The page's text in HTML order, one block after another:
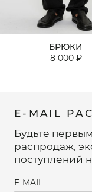
БРЮКИ
8 000 ₽
E-MAIL
Будьте
распродаж,
поступлений
E-MAIL